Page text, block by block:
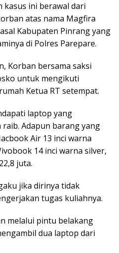
kasus ini berawal dari
atas nama Magfira
Kabupaten Pinrang yang
di Polres Parepare.
Korban bersama saksi
untuk mengikuti
Ketua RT setempat.
laptop yang
Adapun barang yang
Air 13 inci warna
14 inci warna silver,
juta.
jika dirinya tidak
tugas kuliahnya.
melalui pintu belakang
dua laptop dari